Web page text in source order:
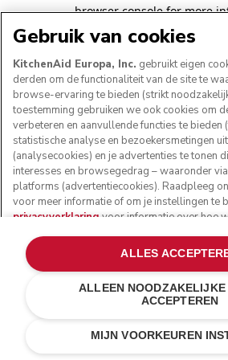
browser console for more
Gebruik van cookies
KitchenAid Europa, Inc. gebruikt eigen
derden om de functionaliteit van de site te
browse-ervaring te bieden (strikt
toestemming gebruiken we ook cookies om
verbeteren en aanvullende functies te bieden
statistische analyse en bezoekersmetingen
(analysecookies) en je advertenties te tonen
interesses en browsegedrag – waaronder
platforms (advertentiecookies). Raadpleeg
voor meer informatie of om je instellingen te
privacyverklaring voor informatie over hoe
MIJN VOORKEUREN
ALLEEN NOODZAKELIJKE
ACCEPTEREN
ALLES